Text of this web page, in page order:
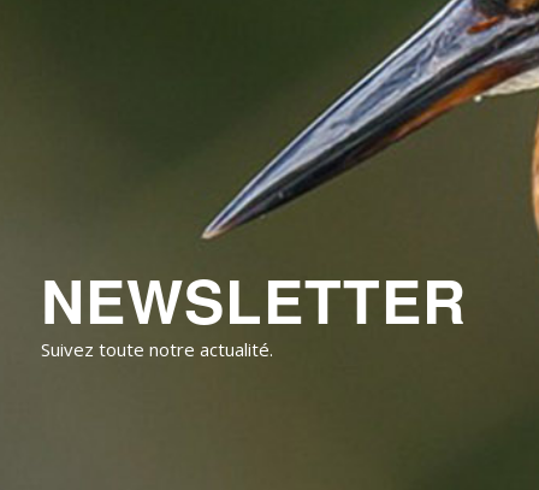
NEWSLETTER
Suivez toute notre actualité.